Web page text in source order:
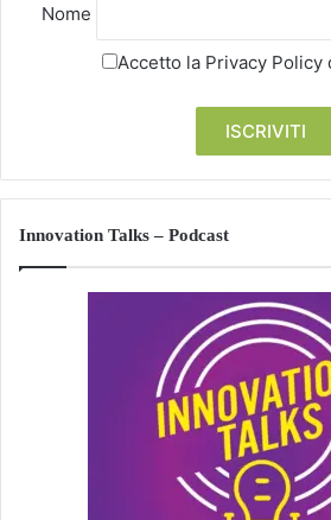
Nome
Accetto la Privacy Policy
Innovation Talks – Podcast